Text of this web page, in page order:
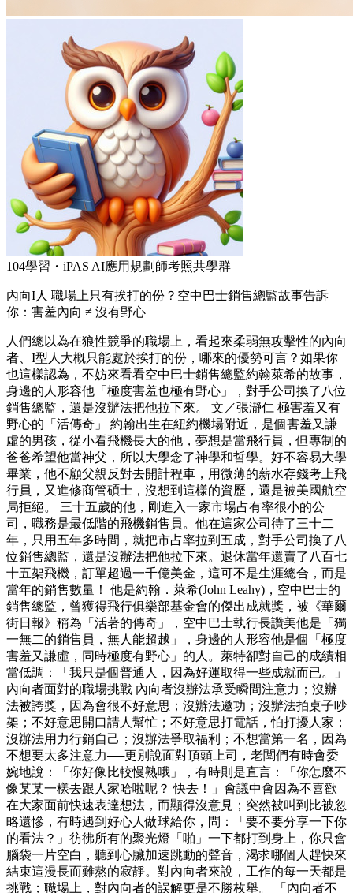
104學習・iPAS AI應用規劃師考照共學群
內向I人 職場上只有挨打的份？空中巴士銷售總監故事告訴
你：害羞內向 ≠ 沒有野心
人們總以為在狼性競爭的職場上，看起來柔弱無攻擊性的內向
者、I型人大概只能處於挨打的份，哪來的優勢可言？如果你
也這樣認為，不妨來看看空中巴士銷售總監約翰萊希的故事，
身邊的人形容他「極度害羞也極有野心」，對手公司換了八位
銷售總監，還是沒辦法把他拉下來。 文／張瀞仁 極害羞又有
野心的「活傳奇」 約翰出生在紐約機場附近，是個害羞又謙
虛的男孩，從小看飛機長大的他，夢想是當飛行員，但專制的
爸爸希望他當神父，所以大學念了神學和哲學。好不容易大學
畢業，他不顧父親反對去開計程車，用微薄的薪水存錢考上飛
行員，又進修商管碩士，沒想到這樣的資歷，還是被美國航空
局拒絕。 三十五歲的他，剛進入一家市場占有率很小的公
司，職務是最低階的飛機銷售員。他在這家公司待了三十二
年，只用五年多時間，就把市占率拉到五成，對手公司換了八
位銷售總監，還是沒辦法把他拉下來。退休當年還賣了八百七
十五架飛機，訂單超過一千億美金，這可不是生涯總合，而是
當年的銷售數量！ 他是約翰．萊希(John Leahy)，空中巴士的
銷售總監，曾獲得飛行俱樂部基金會的傑出成就獎，被《華爾
街日報》稱為「活著的傳奇」，空中巴士執行長讚美他是「獨
一無二的銷售員，無人能超越」，身邊的人形容他是個「極度
害羞又謙虛，同時極度有野心」的人。萊特卻對自己的成績相
當低調：「我只是個普通人，因為好運取得一些成就而已。」
內向者面對的職場挑戰 內向者沒辦法承受瞬間注意力；沒辦
法被誇獎，因為會很不好意思；沒辦法邀功；沒辦法拍桌子吵
架；不好意思開口請人幫忙；不好意思打電話，怕打擾人家；
沒辦法用力行銷自己；沒辦法爭取福利；不想當第一名，因為
不想要太多注意力──更別說面對頂頭上司，老闆們有時會委
婉地說：「你好像比較慢熟哦」，有時則是直言：「你怎麼不
像某某一樣去跟人家哈啦呢？ 快去！」會議中會因為不喜歡
在大家面前快速表達想法，而顯得沒意見；突然被叫到比被忽
略還慘，有時遇到好心人做球給你，問：「要不要分享一下你
的看法？」彷彿所有的聚光燈「啪」一下都打到身上，你只會
腦袋一片空白，聽到心臟加速跳動的聲音，渴求哪個人趕快來
結束這漫長而難熬的寂靜。對內向者來說，工作的每一天都是
挑戰；職場上，對內向者的誤解更是不勝枚舉。 「內向者不